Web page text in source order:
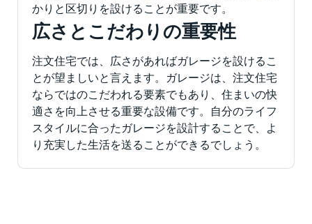
かりと区切りを設けることが重要です。
広さとこだわりの重要性
注文住宅では、広さがあればガレージを設けるこ
とが望ましいと言えます。ガレージは、注文住宅
ならではのこだわれる要素でもあり、住まいの快
適さを向上させる重要な設備です。自分のライフ
スタイルに合ったガレージを設計することで、よ
り充実した生活を送ることができるでしょう。